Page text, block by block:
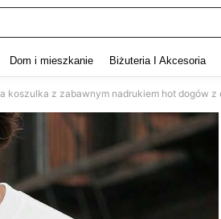
Dom i mieszkanie Biżuteria I Akcesoria